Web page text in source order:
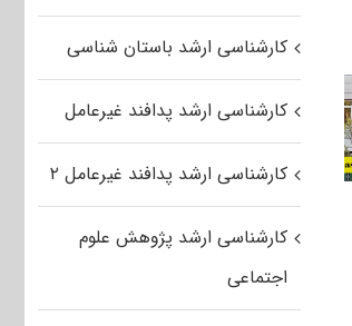
کارشناسی ارشد باستان شناسی
کارشناسی ارشد پدافند غیرعامل
کارشناسی ارشد پدافند غیرعامل ۲
کارشناسی ارشد پژوهش علوم
اجتماعی